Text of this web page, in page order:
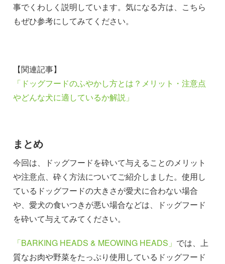
事でくわしく説明しています。気になる方は、こちら
もぜひ参考にしてみてください。
【関連記事】
「ドッグフードのふやかし方とは？メリット・注意点
やどんな犬に適しているか解説」
まとめ
今回は、ドッグフードを砕いて与えることのメリット
や注意点、砕く方法についてご紹介しました。使用し
ているドッグフードの大きさが愛犬に合わない場合
や、愛犬の食いつきが悪い場合などは、ドッグフード
を砕いて与えてみてください。
「BARKING HEADS & MEOWING HEADS」 では、上
質なお肉や野菜をたっぷり使用しているドッグフード